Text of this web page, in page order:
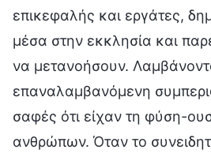
επικεφαλής και εργάτες,
μέσα στην εκκλησία και
να μετανοήσουν.
επαναλαμβανόμενη
σαφές ότι είχαν τη φύση-
ανθρώπων. Όταν το